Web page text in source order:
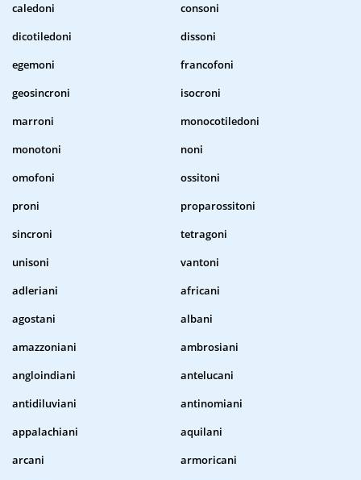
caledoni
consoni
dicotiledoni
dissoni
egemoni
francofoni
geosincroni
isocroni
marroni
monocotiledoni
monotoni
noni
omofoni
ossitoni
proni
proparossitoni
sincroni
tetragoni
unisoni
vantoni
adleriani
africani
agostani
albani
amazzoniani
ambrosiani
angloindiani
antelucani
antidiluviani
antinomiani
appalachiani
aquilani
arcani
armoricani